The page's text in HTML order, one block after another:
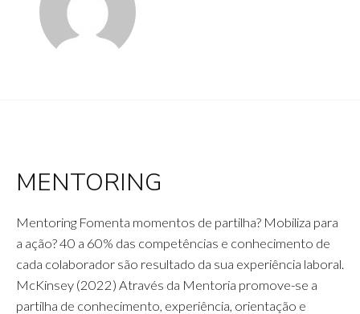
MENTORING
Mentoring Fomenta momentos de partilha? Mobiliza para
a ação? 40 a 60% das competências e conhecimento de
cada colaborador são resultado da sua experiência laboral.
McKinsey (2022) Através da Mentoria promove-se a
partilha de conhecimento, experiência, orientação e